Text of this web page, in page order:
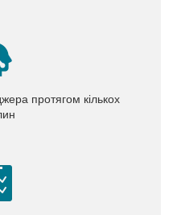
протягом кількох